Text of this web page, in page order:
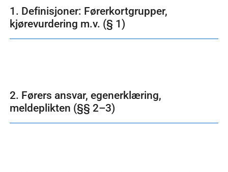
1. Definisjoner: Førerkortgrupper,
kjørevurdering m.v. (§ 1)
2. Førers ansvar, egenerklæring,
meldeplikten (§§ 2–3)